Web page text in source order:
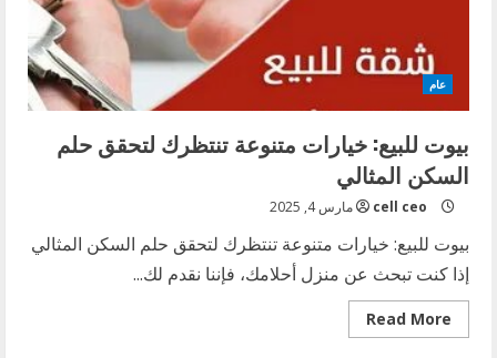
عام
بيوت للبيع: خيارات متنوعة تنتظرك لتحقق حلم
السكن المثالي
cell ceo مارس 4, 2025
بيوت للبيع: خيارات متنوعة تنتظرك لتحقق حلم السكن المثالي
إذا كنت تبحث عن منزل أحلامك، فإننا نقدم لك...
Read More
Read
more